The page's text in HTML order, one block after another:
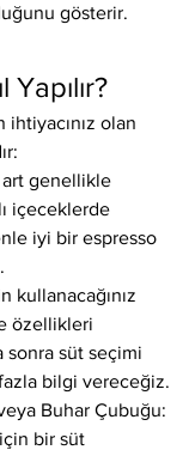
gösterir.
olan
art genellikle
içeceklerde
iyi bir espresso
kullanacağınız
özellikleri
sonra süt seçimi
bilgi vereceğiz.
Buhar Çubuğu:
bir süt